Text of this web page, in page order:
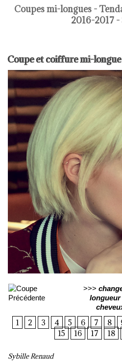
Coupes mi-longues -
2016-2017 -
Coupe et coiffure mi-
>>>
longueur
1 2 3 4 5 6 7 8
15
16 17 18
Sybille Renaud